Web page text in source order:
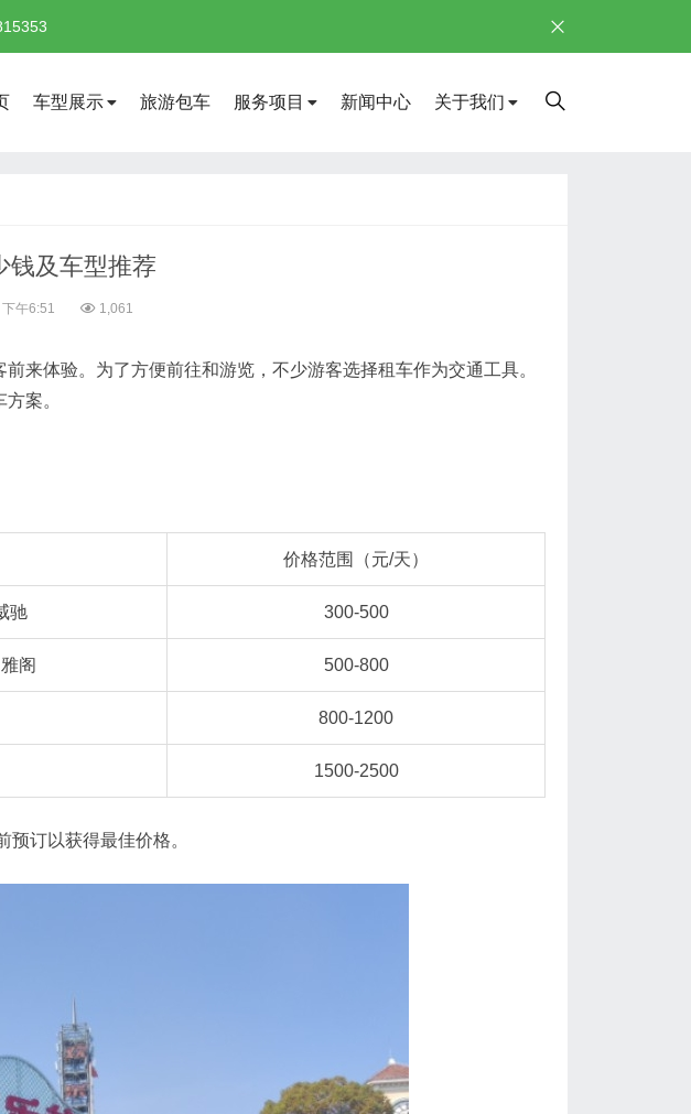
车型展示 旅游包车 服务项目 新闻中心 关于我们
钱及车型推荐
午6:51 1,061
来体验。为了方便前往和游览，不少游客选择租车作为交通工具。
案。
价格范围（元/天）
驰 300-500
阁 500-800
800-1200
1500-2500
订以获得最佳价格。